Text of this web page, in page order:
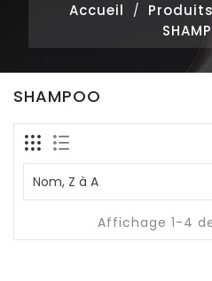
Accueil Produits
SHAMPOO
Nom, Z à A
Affichage 1-4